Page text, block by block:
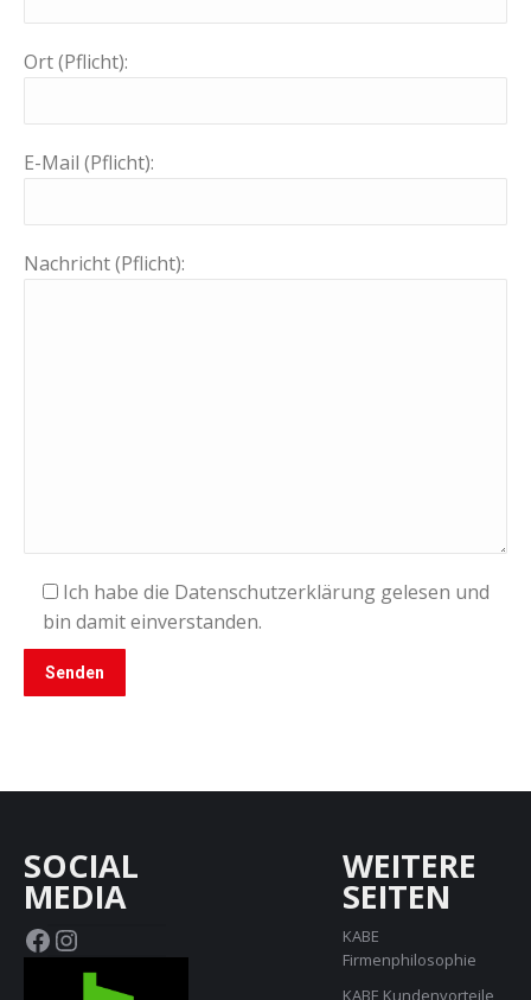
Ort (Pflicht):
E-Mail (Pflicht):
Nachricht (Pflicht):
Ich habe die Datenschutzerklärung gelesen und
bin damit einverstanden.
SOCIAL
MEDIA
Facebook
Instagram
WEITERE
SEITEN
KABE
Firmenphilosophie
KABE Kundenvorteile